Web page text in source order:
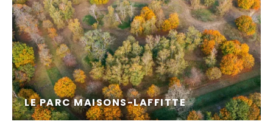
REPORTAGE ARTISANS, VOS MÉTIERS